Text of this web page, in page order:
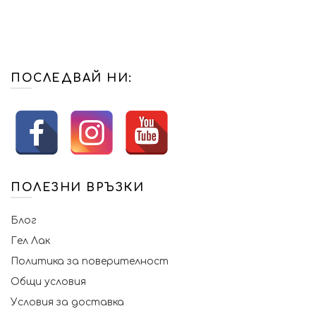
ПОСЛЕДВАЙ НИ:
ПОЛЕЗНИ ВРЪЗКИ
Блог
Гел Лак
Политика за поверителност
Общи условия
Условия за доставка